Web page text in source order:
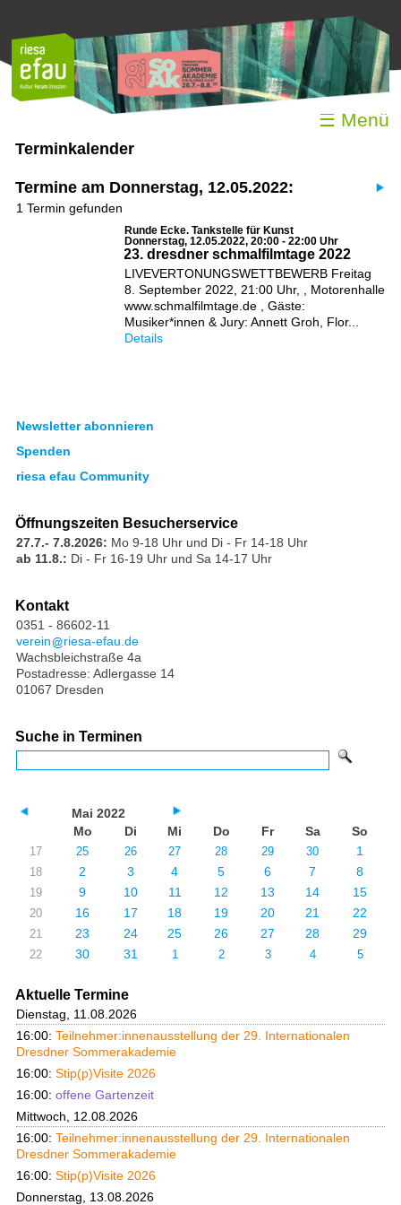
☰ Menü
Terminkalender
Termine am Donnerstag, 12.05.2022:
1 Termin gefunden
Runde Ecke. Tankstelle für Kunst
Donnerstag, 12.05.2022, 20:00 - 22:00 Uhr
23. dresdner schmalfilmtage 2022
LIVEVERTONUNGSWETTBEWERB Freitag
8. September 2022, 21:00 Uhr, , Motorenhalle
www.schmalfilmtage.de , Gäste:
Musiker*innen & Jury: Annett Groh, Flor...
Details
Newsletter abonnieren
Spenden
riesa efau Community
Öffnungszeiten Besucherservice
27.7.- 7.8.2026: Mo 9-18 Uhr und Di - Fr 14-18 Uhr
ab 11.8.: Di - Fr 16-19 Uhr und Sa 14-17 Uhr
Kontakt
0351 - 86602-11
verein
riesa-efau.de
Wachsbleichstraße 4a
Postadresse: Adlergasse 14
01067 Dresden
Suche in Terminen
Mai 2022
Mo
Di Mi Do Fr Sa So
17 25 26 27 28 29 30 1
18 2 3 4 5 6 7 8
19 9 10 11 12 13 14 15
20 16 17 18 19 20 21 22
21 23 24 25 26 27 28 29
22 30 31 1 2 3 4 5
Aktuelle Termine
Dienstag, 11.08.2026
16:00: Teilnehmer:innenausstellung der 29. Internationalen
Dresdner Sommerakademie
16:00: Stip(p)Visite 2026
16:00: offene Gartenzeit
Mittwoch, 12.08.2026
16:00: Teilnehmer:innenausstellung der 29. Internationalen
Dresdner Sommerakademie
16:00: Stip(p)Visite 2026
Donnerstag, 13.08.2026